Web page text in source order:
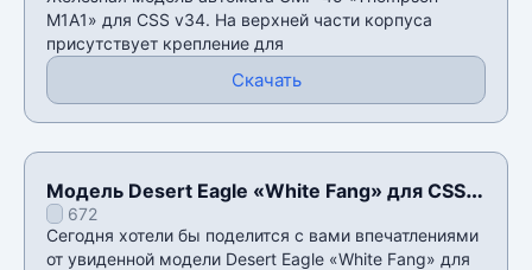
M1A1» для CSS v34. На верхней части корпуса
присутствует крепление для
Скачать
Модель Desert Eagle «White Fang» для CSS
v34672
Сегодня хотели бы поделится с вами впечатлениями
от увиденной модели Desert Eagle «White Fang» для